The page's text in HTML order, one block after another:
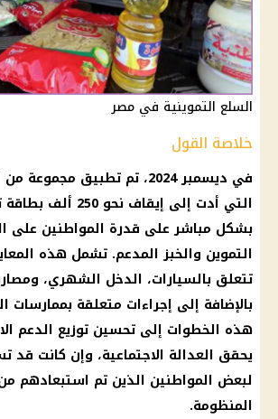
السلع التموينية في مصر
خلاصة القول
في ديسمبر 2024، تم تطبيق
التي أدت إلى إيقاف
بشكل مباشر على قدرة المواطنين على
التموين والخبز المدعم. تشمل هذه
تتعلق بالسيارات، الدخل الشهري،
بالإضافة إلى إجراءات متعلقة
هذه الخطوات إلى تحسين توزيع الدعم
يحقق العدالة الاجتماعية، وإن كانت قد
لبعض المواطنين الذين تم استبعادهم
المنظومة.